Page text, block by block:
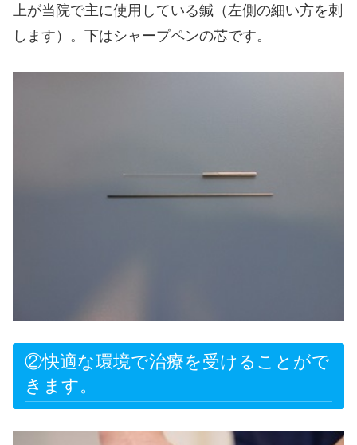
上が当院で主に使用している鍼（左側の細い方を刺
します）。下はシャープペンの芯です。
②快適な環境で治療を受けることがで
きます。